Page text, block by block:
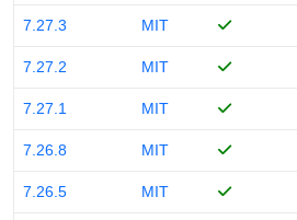
7.27.3 MIT
7.27.2 MIT
7.27.1 MIT
7.26.8 MIT
7.26.5 MIT